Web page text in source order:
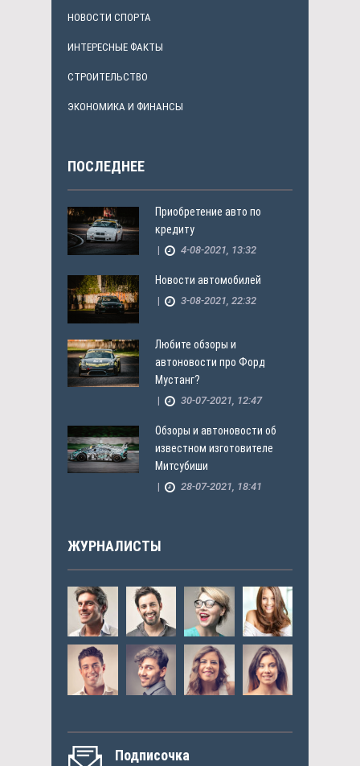
НОВОСТИ СПОРТА
ИНТЕРЕСНЫЕ ФАКТЫ
СТРОИТЕЛЬСТВО
ЭКОНОМИКА И ФИНАНСЫ
ПОСЛЕДНЕЕ
Приобретение авто по
кредиту
| 4-08-2021, 13:32
Новости автомобилей
| 3-08-2021, 22:32
Любите обзоры и
автоновости про Форд
Мустанг?
| 30-07-2021, 12:47
Обзоры и автоновости об
известном изготовителе
Митсубиши
| 28-07-2021, 18:41
ЖУРНАЛИСТЫ
Подписочка